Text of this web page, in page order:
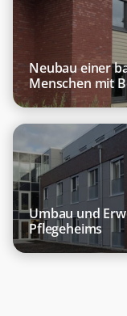
Hybridanlage
BHKW
Neubau einer
Menschen mit
Umbau und
Pflegeheims